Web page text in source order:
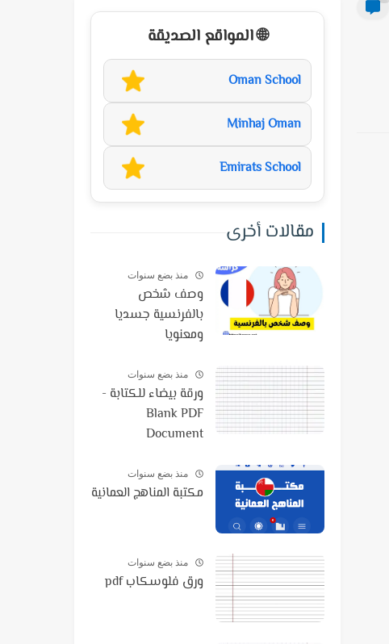
🌐 المواقع الصديقة
Oman School
Minhaj Oman
Emirats School
مقالات أخرى
منذ بضع سنوات
وصف شخص
بالفرنسية جسديا
ومعنويا
منذ بضع سنوات
ورقة بيضاء للكتابة -
Blank PDF
Document
منذ بضع سنوات
مكتبة المناهج العمانية
منذ بضع سنوات
ورق فلوسكاب pdf